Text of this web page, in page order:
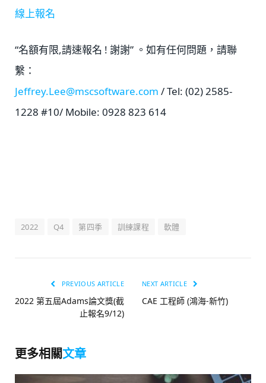
線上報名
“名額有限,請速報名 ! 謝謝” 。如有任何問題，請聯
繫：
Jeffrey.Lee@mscsoftware.com / Tel: (02) 2585-
1228 #10/ Mobile: 0928 823 614
2022 Q4 第四季 訓練課程 軟體
PREVIOUS ARTICLE
2022 第五屆Adams論文獎(截
止報名9/12)
NEXT ARTICLE
CAE 工程師 (鴻海-新竹)
更多相關文章